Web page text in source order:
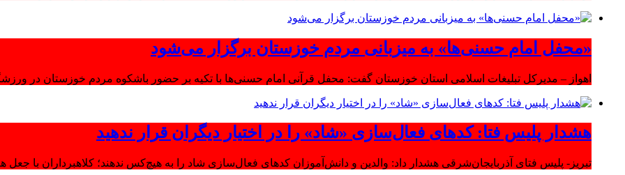
«محفل امام حسنی‌ها» به میزبانی مردم خوزستان برگزار می‌شود
اهواز – مدیرکل تبلیغات اسلامی استان خوزستان گفت: محفل قرآنی امام حسنی‌ها با تکیه بر حضور باشکوه مردم خوزستان در
هشدار پلیس فتا: کدهای فعال‌سازی «شاد» را در اختیار دیگران قرار ندهید
تبریز- پلیس فتای آذربایجان‌شرقی هشدار داد: والدین و دانش‌آموزان کدهای فعال‌سازی شاد را به هیچ‌کس ندهند؛ کلاهبرداران با